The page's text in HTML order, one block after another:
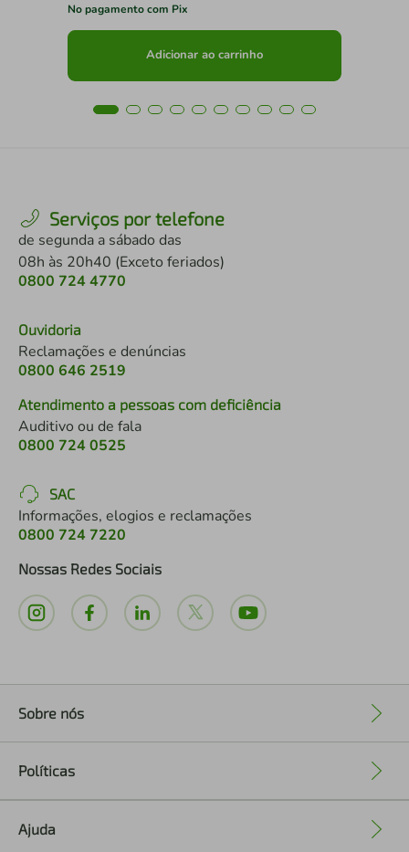
No pagamento com Pix
Adicionar ao carrinho
Serviços por telefone
de segunda a sábado das
08h às 20h40 (Exceto feriados)
0800 724 4770
Ouvidoria
Reclamações e denúncias
0800 646 2519
Atendimento a pessoas com deficiência
Auditivo ou de fala
0800 724 0525
SAC
Informações, elogios e reclamações
0800 724 7220
Nossas Redes Sociais
Sobre nós
Políticas
Ajuda